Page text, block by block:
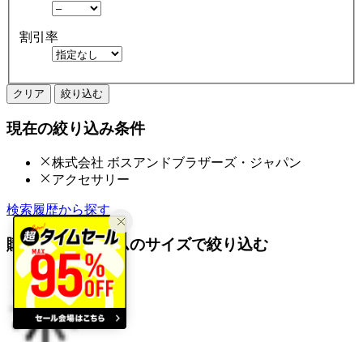
割引率
クリア 絞り込む
現在の絞り込み条件
株式会社 ボスアンドブラザーズ・ジャパン
アクセサリー
検索履歴から探す
購入済みアイテムのサイズで絞り込む